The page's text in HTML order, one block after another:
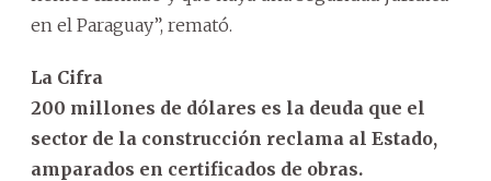
en el Paraguay”, remató.
La Cifra
200 millones de dólares es la deuda que el
sector de la construcción reclama al Estado,
amparados en certificados de obras.